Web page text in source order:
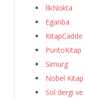
İlkNokta
Eganba
KitapCadde
PuntoKitap
Simurg
Nobel Kitap
Sol dergi